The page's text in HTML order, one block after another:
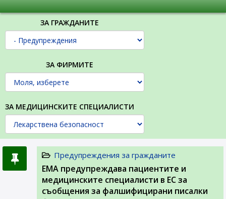
ЗА ГРАЖДАНИТЕ
ЗА ФИРМИТЕ
ЗА МЕДИЦИНСКИТЕ СПЕЦИАЛИСТИ
Предупреждения за гражданите
EMA предупреждава пациентите и
медицинските специалисти в ЕС за
съобщения за фалшифицирани писалки